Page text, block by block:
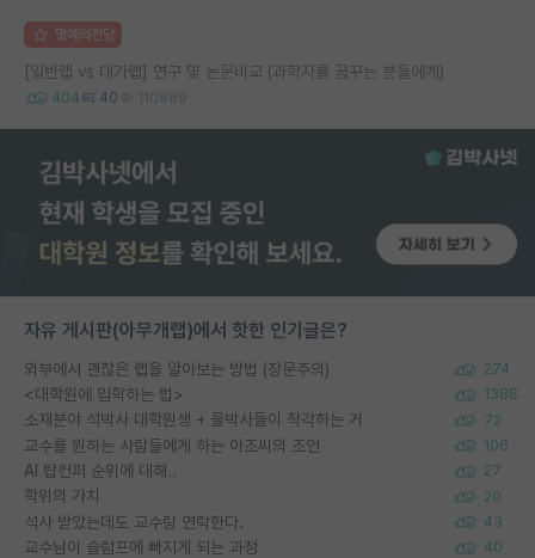
명예의전당
[일반랩 vs 대가랩] 연구 및 논문비교 (과학자를 꿈꾸는 분들에게)
404 40 110889
자유 게시판(아무개랩)에서 핫한 인기글은?
외부에서 괜찮은 랩을 알아보는 방법 (장문주의) 274
<대학원에 입학하는 법> 1388
소재분야 석박사 대학원생 + 물박사들이 착각하는 거 72
교수를 원하는 사람들에게 하는 아조씨의 조언 106
AI 탑컨퍼 순위에 대해.. 27
학위의 가치 20
석사 받았는데도 교수랑 연락한다. 43
교수님이 슬럼프에 빠지게 되는 과정 40